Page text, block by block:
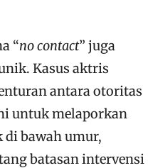
“no contact” juga
Kasus aktris
antara otoritas
untuk melaporkan
di bawah umur,
batasan intervensi